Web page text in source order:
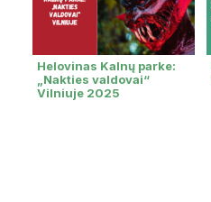
Helovinas Kalnų parke:
„Nakties valdovai“
Vilniuje 2025